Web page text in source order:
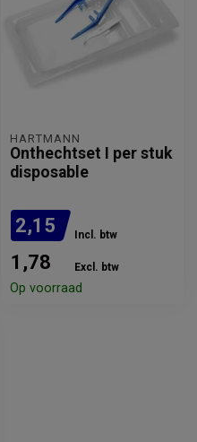
HARTMANN
Onthechtset I per stuk
disposable
2,15 Incl. btw
1,78 Excl. btw
Op voorraad